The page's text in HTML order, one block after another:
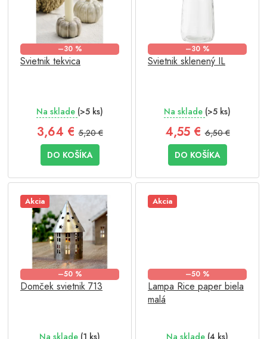
–30 %
Svietnik tekvica
Na sklade (>5 ks)
3,64 €5,20 €
DO KOŠÍKA
–30 %
Svietnik sklenený IL
Na sklade (>5 ks)
4,55 €6,50 €
DO KOŠÍKA
Akcia
–50 %
Domček svietnik 713
Akcia
–50 %
Lampa Rice paper biela
malá